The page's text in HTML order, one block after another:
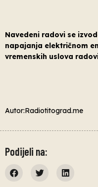
Navedeni radovi se
napajanja električnom
vremenskih uslova
Autor:Radiotitograd.me
Podijeli na: